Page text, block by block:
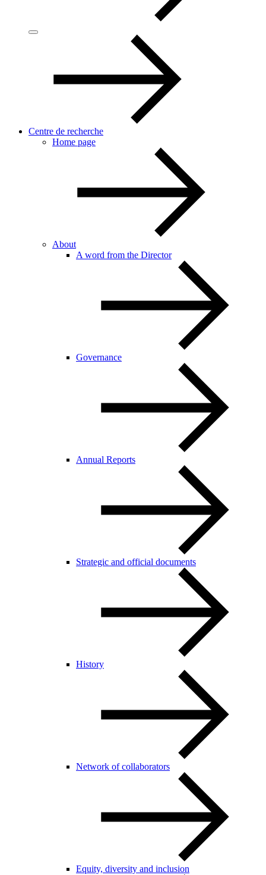
Centre de recherche
Home page
About
A word from the Director
Governance
Annual Reports
Strategic and official documents
History
Network of collaborators
Equity, diversity and inclusion